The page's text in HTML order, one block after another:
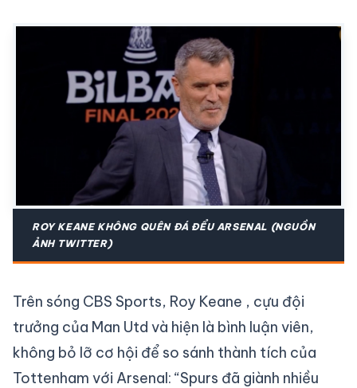
ROY KEANE KHÔNG QUÊN ĐÁ ĐỂU ARSENAL (NGUỒN
ẢNH TWITTER)
Trên sóng CBS Sports, Roy Keane , cựu đội
trưởng của Man Utd và hiện là bình luận viên,
không bỏ lỡ cơ hội để so sánh thành tích của
Tottenham với Arsenal: “Spurs đã giành nhiều